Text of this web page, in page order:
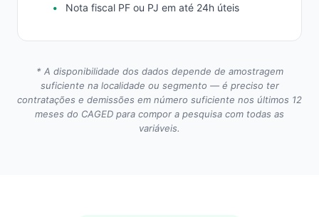
Nota fiscal PF ou PJ em até 24h úteis
* A disponibilidade dos dados depende de amostragem
suficiente na localidade ou segmento — é preciso ter
contratações e demissões em número suficiente nos últimos 12
meses do CAGED para compor a pesquisa com todas as
variáveis.